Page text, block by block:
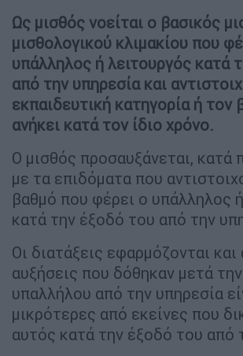
Ως μισθός νοείται ο βασικός
μισθολογικού κλιμακίου που
υπάλληλος ή λειτουργός κατά
από την υπηρεσία και
εκπαιδευτική κατηγορία ή τον
ανήκει κατά τον ίδιο χρόνο.
Ο μισθός προσαυξάνεται, κατά
με τα επιδόματα που
βαθμό που φέρει ο υπάλληλος
κατά την έξοδό του από την
Οι διατάξεις εφαρμόζονται και
αυξήσεις που δόθηκαν μετά
υπαλλήλου από την υπηρεσία
μικρότερες από εκείνες που
αυτός κατά την έξοδό του από